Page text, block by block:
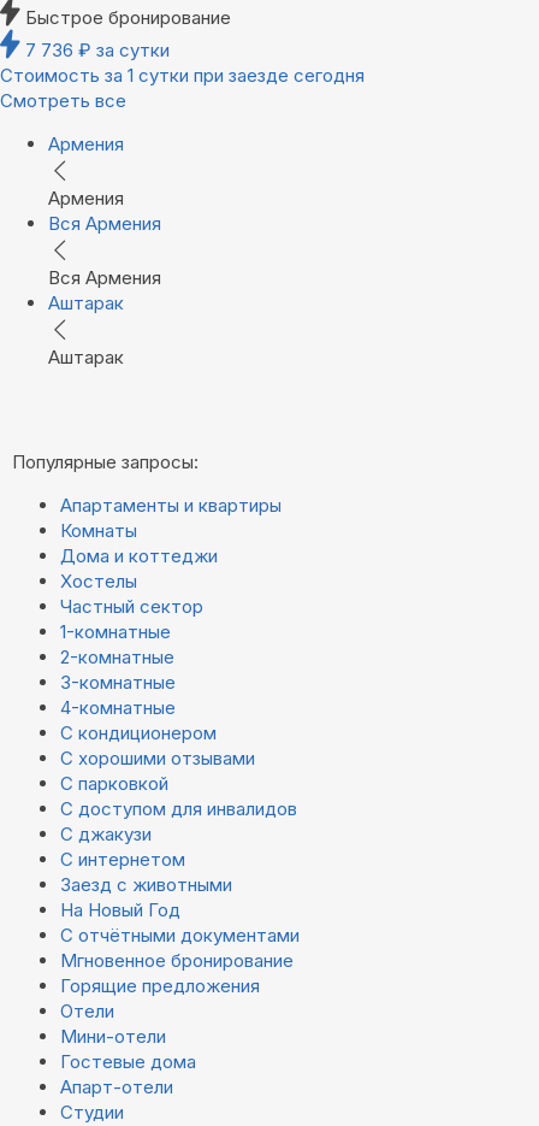
Быстрое бронирование
7 736 ₽ за сутки
Стоимость за 1 сутки при заезде сегодня
Смотреть все
Армения
Армения
Вся Армения
Вся Армения
Аштарак
Аштарак
Популярные запросы:
Апартаменты и квартиры
Комнаты
Дома и коттеджи
Хостелы
Частный сектор
1-комнатные
2-комнатные
3-комнатные
4-комнатные
С кондиционером
С хорошими отзывами
С парковкой
С доступом для инвалидов
С джакузи
С интернетом
Заезд с животными
На Новый Год
С отчётными документами
Мгновенное бронирование
Горящие предложения
Отели
Мини-отели
Гостевые дома
Апарт-отели
Студии